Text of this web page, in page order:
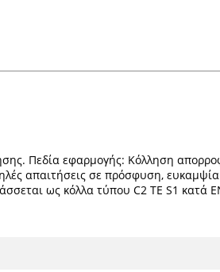
Πεδία εφαρμογής: Κόλληση
απαιτήσεις σε πρόσφυση,
ως κόλλα τύπου C2 ΤΕ S1 κατά